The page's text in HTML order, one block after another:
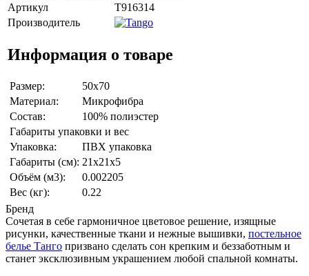
Артикул
T916314
Производитель
Информация о товаре
Размер:
50x70
Материал:
Микрофибра
Состав:
100% полиэстер
Габариты упаковки и вес
Упаковка:
ПВХ упаковка
Габариты (см): 21x21x5
Объём (м3):
0.002205
Вес (кг):
0.22
Бренд
Сочетая в себе гармоничное цветовое решение, изящные
рисунки, качественные ткани и нежные вышивки, постельное
белье Танго призвано сделать сон крепким и беззаботным и
станет эксклюзивным украшением любой спальной комнаты.